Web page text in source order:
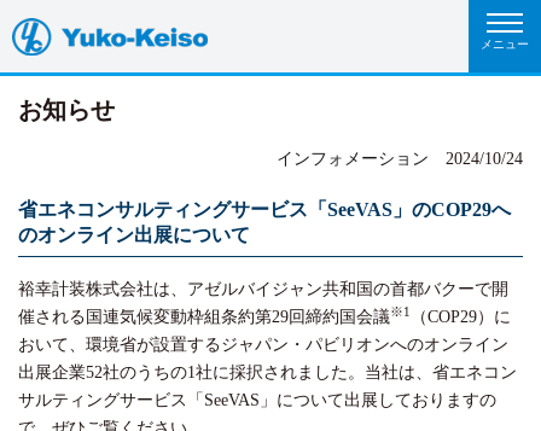
お知らせ
インフォメーション 2024/10/24
省エネコンサルティングサービス「SeeVAS」のCOP29へ
のオンライン出展について
裕幸計装株式会社は、アゼルバイジャン共和国の首都バクーで開
催される国連気候変動枠組条約第29回締約国会議※1
（COP29）に
おいて、環境省が設置するジャパン・パビリオンへのオンライン
出展企業52社のうちの1社に採択されました。当社は、省エネコン
サルティングサービス「SeeVAS」について出展しておりますの